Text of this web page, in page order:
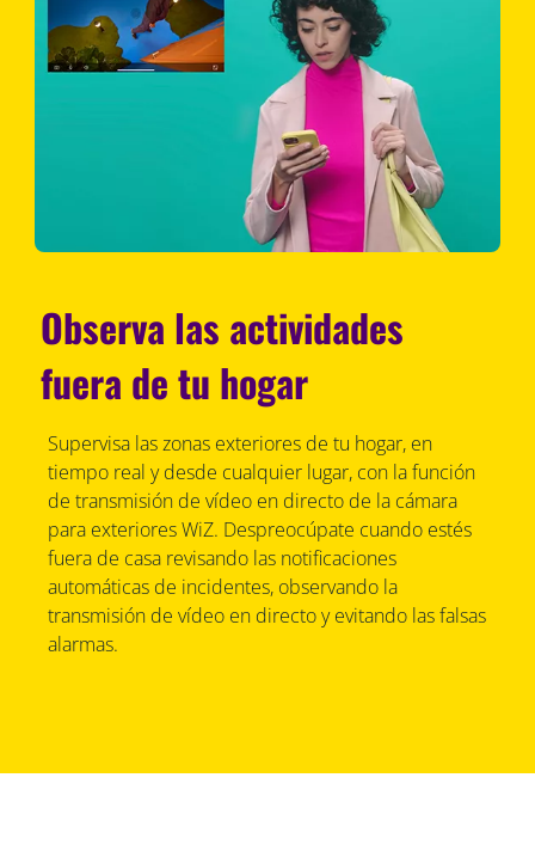
Observa las actividades
fuera de tu hogar
Supervisa las zonas exteriores de tu hogar, en
tiempo real y desde cualquier lugar, con la función
de transmisión de vídeo en directo de la cámara
para exteriores WiZ. Despreocúpate cuando estés
fuera de casa revisando las notificaciones
automáticas de incidentes, observando la
transmisión de vídeo en directo y evitando las falsas
alarmas.